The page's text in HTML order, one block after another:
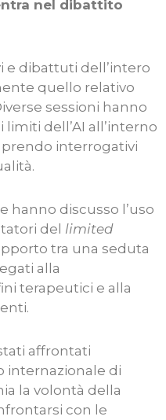
nel dibattito
e dibattuti dell’intero
quello relativo
sessioni hanno
dell’AI all’interno
interrogativi
hanno discusso l’uso
del limited
tra una seduta
alla
terapeutici e alla
affrontati
internazionale di
la volontà della
con le